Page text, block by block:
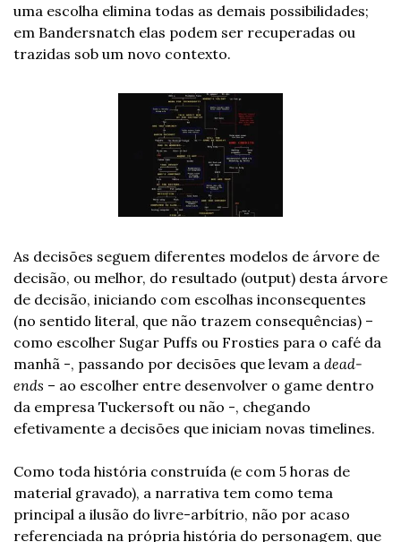
uma escolha elimina todas as demais possibilidades;
em Bandersnatch elas podem ser recuperadas ou
trazidas sob um novo contexto.
As decisões seguem diferentes modelos de árvore de
decisão, ou melhor, do resultado (output) desta árvore
de decisão, iniciando com escolhas inconsequentes
(no sentido literal, que não trazem consequências) –
como escolher Sugar Puffs ou Frosties para o café da
manhã -, passando por decisões que levam a dead-
ends – ao escolher entre desenvolver o game dentro
da empresa Tuckersoft ou não -, chegando
efetivamente a decisões que iniciam novas timelines.
Como toda história construída (e com 5 horas de
material gravado), a narrativa tem como tema
principal a ilusão do livre-arbítrio, não por acaso
referenciada na própria história do personagem, que